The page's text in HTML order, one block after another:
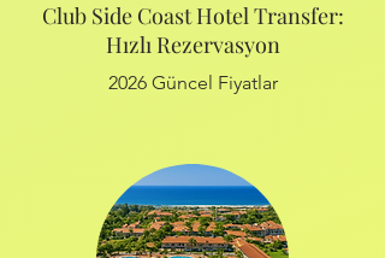
Club Side Coast Hotel Transfer:
Hızlı Rezervasyon
2026 Güncel Fiyatlar